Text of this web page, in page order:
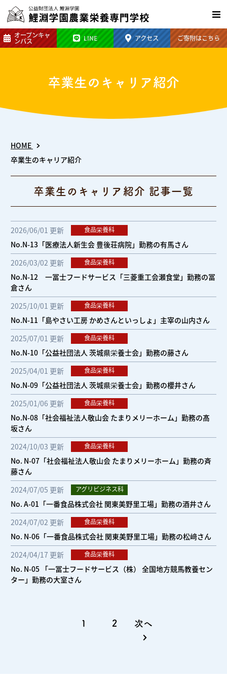
オープンキャ
ンパス LINE アクセス ご寄附はこちら
卒業生のキャリア紹介
HOME
卒業生のキャリア紹介
卒業生のキャリア紹介 記事一覧
2026/06/01 更新 食品栄養科
No.N-13「医療法人新生会 豊後荘病院」勤務の有馬さん
2026/03/02 更新
食品栄養科
No.N-12 一冨士フードサービス「三菱重工会瀬食堂」勤務の冨
倉さん
2025/10/01 更新
食品栄養科
No.N-11「島やさい工房 かめさんといっしょ」主宰の山内さん
2025/07/01 更新
食品栄養科
No.N-10「公益社団法人 茨城県栄養士会」勤務の藤さん
2025/04/01 更新
食品栄養科
No.N-09「公益社団法人 茨城県栄養士会」勤務の櫻井さん
2025/01/06 更新
食品栄養科
No.N-08「社会福祉法人敬山会 たまりメリーホーム」勤務の髙
坂さん
2024/10/03 更新
食品栄養科
No. N-07「社会福祉法人敬山会 たまりメリーホーム」勤務の斉
藤さん
2024/07/05 更新
アグリビジネス科
No. A-01「一番食品株式会社 関東美野里工場」勤務の酒井さん
2024/07/02 更新
食品栄養科
No. N-06「一番食品株式会社 関東美野里工場」勤務の松﨑さん
2024/04/17 更新
食品栄養科
No. N-05 「一冨士フードサービス（株） 全国地方競馬教養セン
ター」勤務の大室さん
1 2 次へ